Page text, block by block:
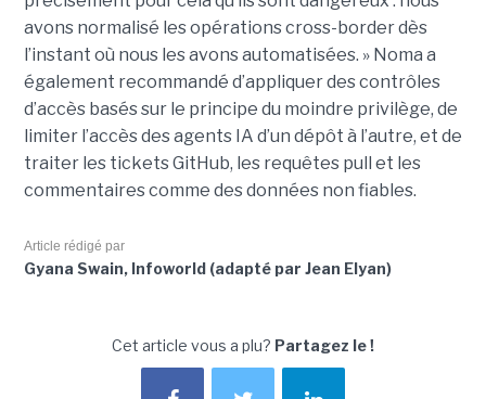
avons normalisé les opérations cross-border dès
l’instant où nous les avons automatisées. » Noma a
également recommandé d’appliquer des contrôles
d’accès basés sur le principe du moindre privilège, de
limiter l’accès des agents IA d’un dépôt à l’autre, et de
traiter les tickets GitHub, les requêtes pull et les
commentaires comme des données non fiables.
Article rédigé par
Gyana Swain, Infoworld (adapté par Jean Elyan)
Cet article vous a plu? Partagez le !